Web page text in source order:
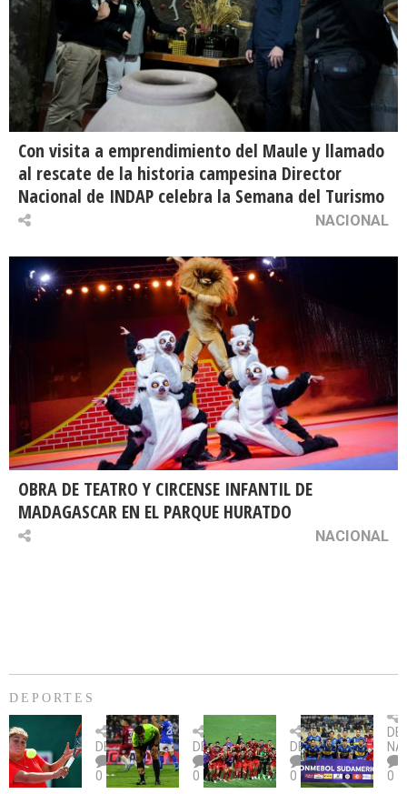
Con visita a emprendimiento del Maule y llamado
al rescate de la historia campesina Director
Nacional de INDAP celebra la Semana del Turismo
NACIONAL
OBRA DE TEATRO Y CIRCENSE INFANTIL DE
MADAGASCAR EN EL PARQUE HURATDO
NACIONAL
DEPORTES
Billie
Jean
King
Cup:
DEPORTES
0
U.
Católica
fue
citada
DEPORTES
0
Copa
Sudamericana:
U.
La
DEPORTES
0
un
0